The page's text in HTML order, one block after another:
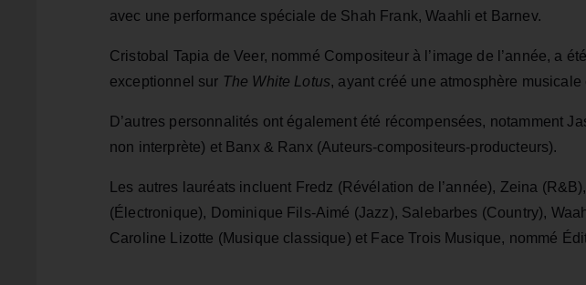
avec une performance spéciale de Shah Frank, Waahli et Barnev.
Cristobal Tapia de Veer, nommé Compositeur à l’image de l’année, a
exceptionnel sur The White Lotus, ayant créé une atmosphère
D’autres personnalités ont également été récompensées, notamment
non interprète) et Banx & Ranx (Auteurs-compositeurs-producteurs).
Les autres lauréats incluent Fredz (Révélation de l’année), Zeina
(Électronique), Dominique Fils-Aimé (Jazz), Salebarbes (Country),
Caroline Lizotte (Musique classique) et Face Trois Musique, nommé